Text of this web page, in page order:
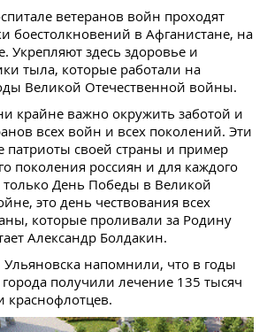
ветеранов войн проходят
боестолкновений в Афганистане, на
Укрепляют здесь здоровье и
тыла, которые работали на
Великой Отечественной войны.
крайне важно окружить заботой и
всех войн и всех поколений. Эти
патриоты своей страны и пример
поколения россиян и для каждого
только День Победы в Великой
это день чествования всех
которые проливали за Родину
Александр Болдакин.
напомнили, что в годы
получили лечение 135 тысяч
краснофлотцев.